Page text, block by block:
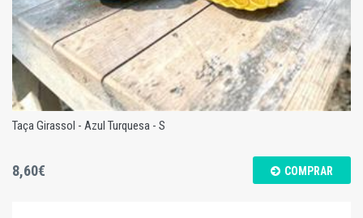
Taça Girassol - Azul Turquesa - S
8,60€ COMPRAR